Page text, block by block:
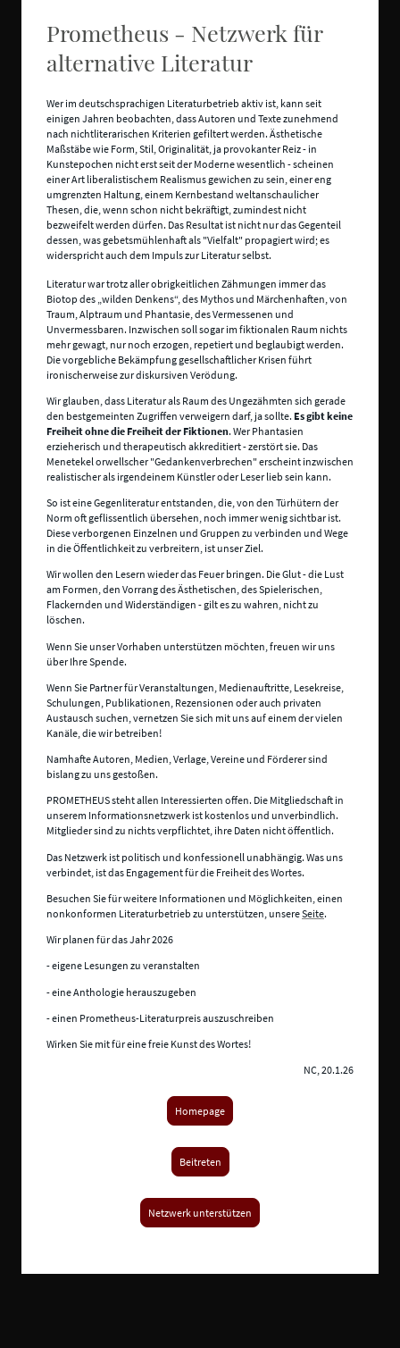
Prometheus - Netzwerk für
alternative Literatur
Wer im deutschsprachigen Literaturbetrieb aktiv ist, kann seit
einigen Jahren beobachten, dass Autoren und Texte zunehmend
nach nichtliterarischen Kriterien gefiltert werden. Ästhetische
Maßstäbe wie Form, Stil, Originalität, ja provokanter Reiz - in
Kunstepochen nicht erst seit der Moderne wesentlich - scheinen
einer Art liberalistischem Realismus gewichen zu sein, einer eng
umgrenzten Haltung, einem Kernbestand weltanschaulicher
Thesen, die, wenn schon nicht bekräftigt, zumindest nicht
bezweifelt werden dürfen. Das Resultat ist nicht nur das Gegenteil
dessen, was gebetsmühlenhaft als "Vielfalt" propagiert wird; es
widerspricht auch dem Impuls zur Literatur selbst.
Literatur war trotz aller obrigkeitlichen Zähmungen immer das
Biotop des „wilden Denkens“, des Mythos und Märchenhaften, von
Traum, Alptraum und Phantasie, des Vermessenen und
Unvermessbaren. Inzwischen soll sogar im fiktionalen Raum nichts
mehr gewagt, nur noch erzogen, repetiert und beglaubigt werden.
Die vorgebliche Bekämpfung gesellschaftlicher Krisen führt
ironischerweise zur diskursiven Verödung.
Wir glauben, dass Literatur als Raum des Ungezähmten sich gerade
den bestgemeinten Zugriffen verweigern darf, ja sollte. Es gibt keine
Freiheit ohne die Freiheit der Fiktionen. Wer Phantasien
erzieherisch und therapeutisch akkreditiert - zerstört sie. Das
Menetekel orwellscher "Gedankenverbrechen" erscheint inzwischen
realistischer als irgendeinem Künstler oder Leser lieb sein kann.
So ist eine Gegenliteratur entstanden, die, von den Türhütern der
Norm oft geflissentlich übersehen, noch immer wenig sichtbar ist.
Diese verborgenen Einzelnen und Gruppen zu verbinden und Wege
in die Öffentlichkeit zu verbreitern, ist unser Ziel.
Wir wollen den Lesern wieder das Feuer bringen. Die Glut - die Lust
am Formen, den Vorrang des Ästhetischen, des Spielerischen,
Flackernden und Widerständigen - gilt es zu wahren, nicht zu
löschen.
Wenn Sie unser Vorhaben unterstützen möchten, freuen wir uns
über Ihre Spende.
Wenn Sie Partner für Veranstaltungen, Medienauftritte, Lesekreise,
Schulungen, Publikationen, Rezensionen oder auch privaten
Austausch suchen, vernetzen Sie sich mit uns auf einem der vielen
Kanäle, die wir betreiben!
Namhafte Autoren, Medien, Verlage, Vereine und Förderer sind
bislang zu uns gestoßen.
PROMETHEUS steht allen Interessierten offen. Die Mitgliedschaft in
unserem Informationsnetzwerk ist kostenlos und unverbindlich.
Mitglieder sind zu nichts verpflichtet, ihre Daten nicht öffentlich.
Das Netzwerk ist politisch und konfessionell unabhängig. Was uns
verbindet, ist das Engagement für die Freiheit des Wortes.
Besuchen Sie für weitere Informationen und Möglichkeiten, einen
nonkonformen Literaturbetrieb zu unterstützen, unsereSeite.
Wir planen für das Jahr 2026
- eigene Lesungen zu veranstalten
- eine Anthologie herauszugeben
- einen Prometheus-Literaturpreis auszuschreiben
Wirken Sie mit für eine freie Kunst des Wortes!
NC, 20.1.26
Homepage
Beitreten
Netzwerk unterstützen